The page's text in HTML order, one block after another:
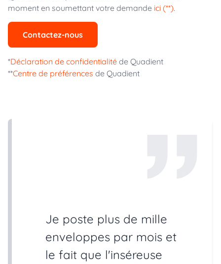
moment en soumettant votre demande ici (**).
Contactez-nous
*Déclaration de confidentialité de Quadient
**Centre de préférences de Quadient
Je poste plus de mille
enveloppes par mois et
le fait que l'inséreuse